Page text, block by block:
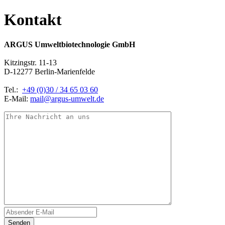
Kontakt
ARGUS Umweltbiotechnologie GmbH
Kitzingstr. 11-13
D-12277 Berlin-Marienfelde
Tel.: +49 (0)30 / 34 65 03 60
E-Mail: mail@argus-umwelt.de
Senden